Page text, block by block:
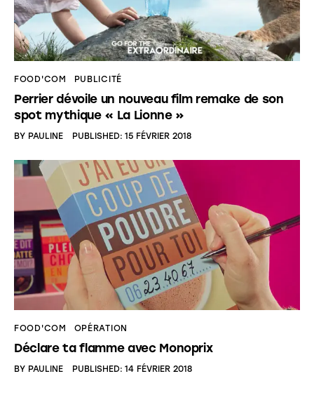
FOOD'COM PUBLICITÉ
Perrier dévoile un nouveau film remake de son
spot mythique « La Lionne »
BY PAULINE PUBLISHED: 15 FÉVRIER 2018
FOOD'COM OPÉRATION
Déclare ta flamme avec Monoprix
BY PAULINE PUBLISHED: 14 FÉVRIER 2018